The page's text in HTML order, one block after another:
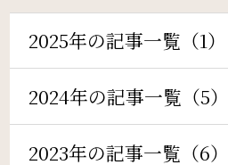
アクセス
Sightseeing
周辺観光
2025年の記事一覧（1）
2024年の記事一覧（5）
2023年の記事一覧（6）